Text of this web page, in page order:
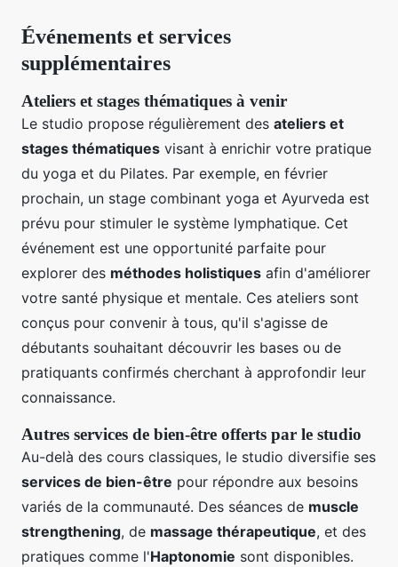
Événements et services
supplémentaires
Ateliers et stages thématiques à venir
Le studio propose régulièrement des ateliers et
stages thématiques visant à enrichir votre pratique
du yoga et du Pilates. Par exemple, en février
prochain, un stage combinant yoga et Ayurveda est
prévu pour stimuler le système lymphatique. Cet
événement est une opportunité parfaite pour
explorer des méthodes holistiques afin d'améliorer
votre santé physique et mentale. Ces ateliers sont
conçus pour convenir à tous, qu'il s'agisse de
débutants souhaitant découvrir les bases ou de
pratiquants confirmés cherchant à approfondir leur
connaissance.
Autres services de bien-être offerts par le studio
Au-delà des cours classiques, le studio diversifie ses
services de bien-être pour répondre aux besoins
variés de la communauté. Des séances de muscle
strengthening, de massage thérapeutique, et des
pratiques comme l'Haptonomie sont disponibles.